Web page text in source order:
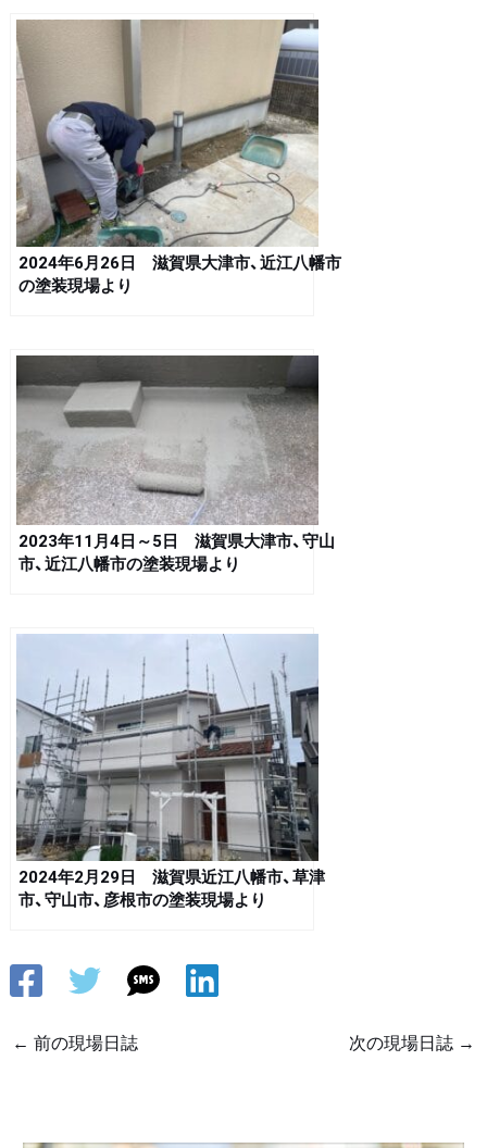
2024年6月26日 滋賀県大津市、近江八幡市
の塗装現場より
2023年11月4日～5日 滋賀県大津市、守山
市、近江八幡市の塗装現場より
2024年2月29日 滋賀県近江八幡市、草津
市、守山市、彦根市の塗装現場より
← 前の現場日誌 次の現場日誌 →